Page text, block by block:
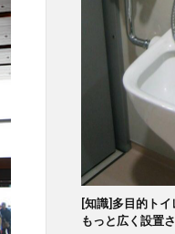
[知識]多目的ト
もっと広く設置